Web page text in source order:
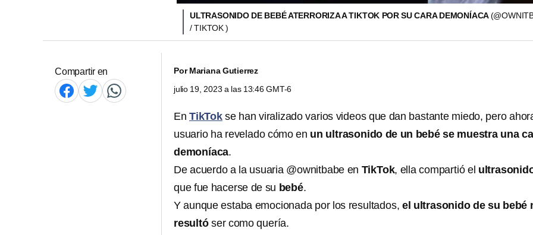
ULTRASONIDO DE BEBÉ ATERRORIZA A TIKTOK POR SU CARA DEMONÍACA
/ TIKTOK )
Compartir en PorMariana Gutierrez
julio 19, 2023 a las 13:46 GMT-6
En TikTokse han viralizado varios videos que dan bastante miedo, pero
usuario ha revelado cómo en un ultrasonido de un bebé se muestra una
demoníaca.
De acuerdo a la usuaria @ownitbabe en TikTok, ella compartió el
que fue hacerse de su bebé.
Y aunque estaba emocionada por los resultados, el ultrasonido de su bebé
resultó ser como quería.